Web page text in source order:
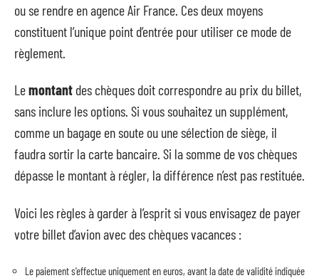
ou se rendre en agence Air France. Ces deux moyens
constituent l’unique point d’entrée pour utiliser ce mode de
règlement.
Lemontant des chèques doit correspondre au prix du billet,
sans inclure les options. Si vous souhaitez un supplément,
comme un bagage en soute ou une sélection de siège, il
faudra sortir la carte bancaire. Si la somme de vos chèques
dépasse le montant à régler, la différence n’est pas restituée.
Voici les règles à garder à l’esprit si vous envisagez de payer
votre billet d’avion avec des chèques vacances :
Le paiement s’effectue uniquement en euros, avant la date de validité indiquée